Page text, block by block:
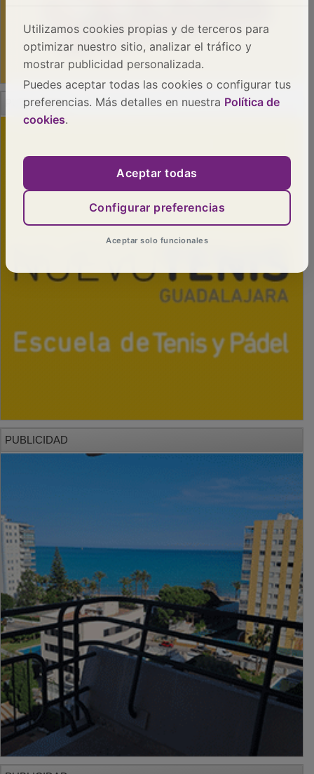
PUBLICIDAD
Utilizamos cookies propias y de terceros para
optimizar nuestro sitio, analizar el tráfico y
mostrar publicidad personalizada.
Puedes aceptar todas las cookies o configurar tus
preferencias. Más detalles en nuestra Política de
cookies.
Aceptar todas
Configurar preferencias
Aceptar solo funcionales